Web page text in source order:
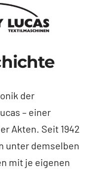
der
– einer
Akten. Seit 1942
unter demselben
mit je eigenen